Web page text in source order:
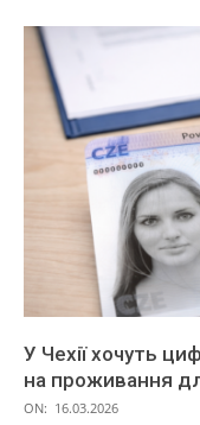
У Чехії хочуть
на проживання
ON: 16.03.2026